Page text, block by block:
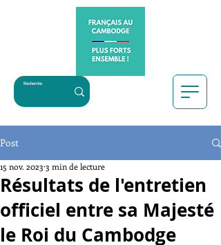
Post
Résultats de l'entretien
officiel entre sa Majesté
le Roi du Cambodge
15 nov. 2023 3 min de lecture